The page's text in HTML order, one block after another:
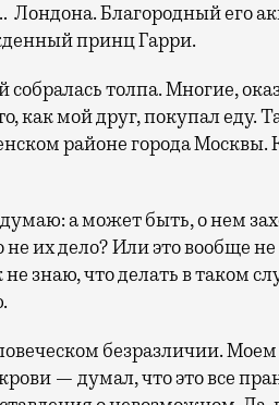
Лондона. Благородный его
принц Гарри.
собралась толпа. Многие,
как мой друг, покупал еду.
районе города
а может быть, о нем
их дело? Или это вообще
знаю, что делать в таком
безразличии.
— думал, что это все